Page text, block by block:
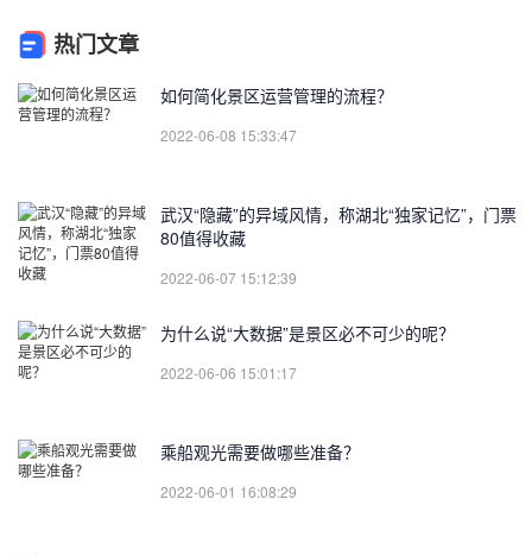
热门文章
如何简化景区运营管理的流程？
2022-06-08 15:33:47
武汉“隐藏”的异域风情，称湖北“独家记忆”，门票
80值得收藏
2022-06-07 15:12:39
为什么说“大数据”是景区必不可少的呢？
2022-06-06 15:01:17
乘船观光需要做哪些准备？
2022-06-01 16:08:29